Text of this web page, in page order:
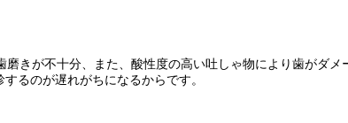
きが不十分、また、酸性度の高い吐しゃ物により歯がダ
るのが遅れがちになるからです。